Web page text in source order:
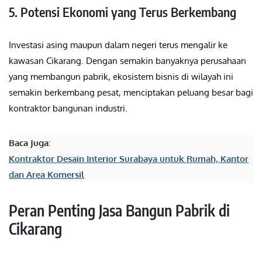
5. Potensi Ekonomi yang Terus Berkembang
Investasi asing maupun dalam negeri terus mengalir ke
kawasan Cikarang. Dengan semakin banyaknya perusahaan
yang membangun pabrik, ekosistem bisnis di wilayah ini
semakin berkembang pesat, menciptakan peluang besar bagi
kontraktor bangunan industri.
Baca Juga:
Kontraktor Desain Interior Surabaya untuk Rumah, Kantor
dan Area Komersil
Peran Penting Jasa Bangun Pabrik di
Cikarang